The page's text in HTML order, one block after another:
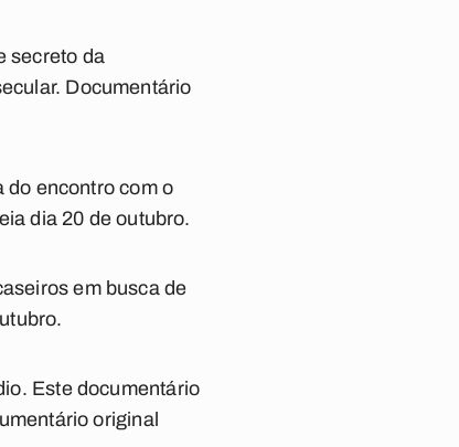
secreto da
Documentário
do encontro com o
dia 20 de outubro.
em busca de
Este documentário
original